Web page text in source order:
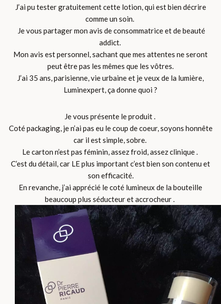
J’ai pu tester gratuitement cette lotion, qui est bien décrire
comme un soin.
Je vous partager mon avis de consommatrice et de beauté
addict.
Mon avis est personnel, sachant que mes attentes ne seront
peut être pas les mêmes que les vôtres.
J’ai 35 ans, parisienne, vie urbaine et je veux de la lumière,
Luminexpert, ça donne quoi ?
Je vous présente le produit .
Coté packaging, je n’ai pas eu le coup de coeur, soyons honnête
car il est simple, sobre.
Le carton n’est pas féminin, assez froid, assez clinique .
C’est du détail, car LE plus important c’est bien son contenu et
son efficacité.
En revanche, j’ai apprécié le coté lumineux de la bouteille
beaucoup plus séducteur et accrocheur .